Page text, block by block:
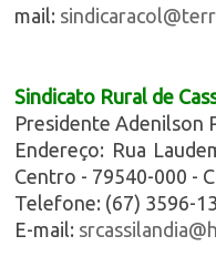
mail:
Sindicato Rural de
Presidente Adenilson
Endereço: Rua
Centro - 79540-000 -
Telefone: (67) 3596-
E-mail: